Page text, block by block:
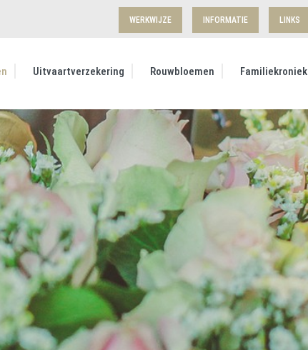
WERKWIJZE INFORMATIE LINKS
Uitvaartverzekering Rouwbloemen Familiekroniek